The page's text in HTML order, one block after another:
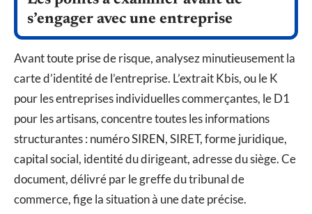
s’engager avec une entreprise
Avant toute prise de risque, analysez minutieusement la
carte d’identité de l’entreprise. L’extrait Kbis, ou le K
pour les entreprises individuelles commerçantes, le D1
pour les artisans, concentre toutes les informations
structurantes : numéro SIREN, SIRET, forme juridique,
capital social, identité du dirigeant, adresse du siège. Ce
document, délivré par le greffe du tribunal de
commerce, fige la situation à une date précise.